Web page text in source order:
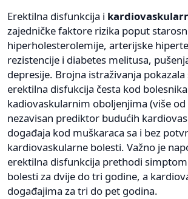
Erektilna disfunkcija i
zajedničke faktore rizika poput
hiperholesterolemije, arterijske
rezistencije i diabetes melitusa,
depresije. Brojna istraživanja pokazala
erektilna disfukcija česta kod
kadiovaskularnim oboljenjima (više
nezavisan prediktor budućih
događaja kod muškaraca sa i bez
kardiovaskularne bolesti. Važno je
erektilna disfunkcija prethodi
bolesti za dvije do tri godine, a
događajima za tri do pet godina.